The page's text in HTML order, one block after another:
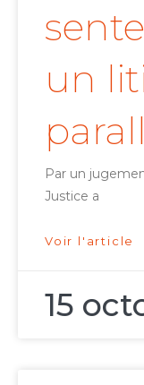
un
Par un
Justice a
Voir l'article
15